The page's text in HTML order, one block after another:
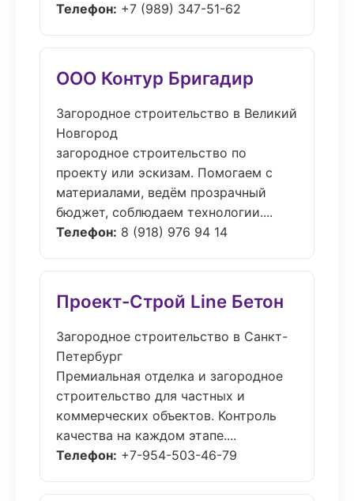
Телефон: +7 (989) 347-51-62
ООО Контур Бригадир
Загородное строительство в Великий
Новгород
загородное строительство по
проекту или эскизам. Помогаем с
материалами, ведём прозрачный
бюджет, соблюдаем технологии....
Телефон: 8 (918) 976 94 14
Проект-Строй Line Бетон
Загородное строительство в Санкт-
Петербург
Премиальная отделка и загородное
строительство для частных и
коммерческих объектов. Контроль
качества на каждом этапе....
Телефон: +7-954-503-46-79